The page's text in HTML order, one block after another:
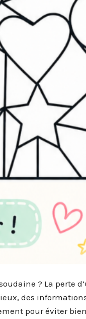
? La perte
des
pour éviter